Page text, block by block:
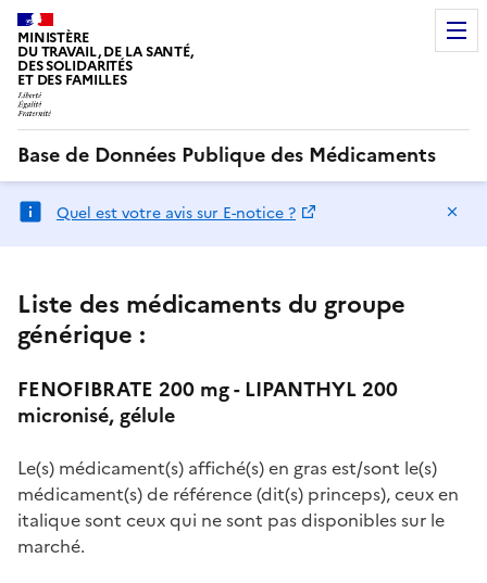
MINISTÈRE
DU TRAVAIL, DE LA SANTÉ,
DES SOLIDARITÉS
ET DES FAMILLES
Base de Données Publique des Médicaments
Quel est votre avis sur E-notice ?
Liste des médicaments du groupe
générique :
FENOFIBRATE 200 mg - LIPANTHYL 200
micronisé, gélule
Le(s) médicament(s) affiché(s) en gras est/sont le(s)
médicament(s) de référence (dit(s) princeps), ceux en
italique sont ceux qui ne sont pas disponibles sur le
marché.